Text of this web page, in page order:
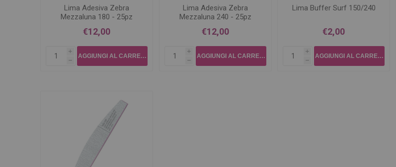
Lima Adesiva Zebra
Mezzaluna 180 - 25pz
€12,00
i
h
Lima Adesiva Zebra
Mezzaluna 240 - 25pz
€12,00
i
h
Lima Buffer Surf 150/240
€2,00
i
h